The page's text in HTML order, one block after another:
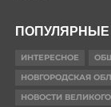
ПОПУЛЯРНЫЕ
ИНТЕРЕСНОЕ
НОВГОРОДСКАЯ
НОВОСТИ